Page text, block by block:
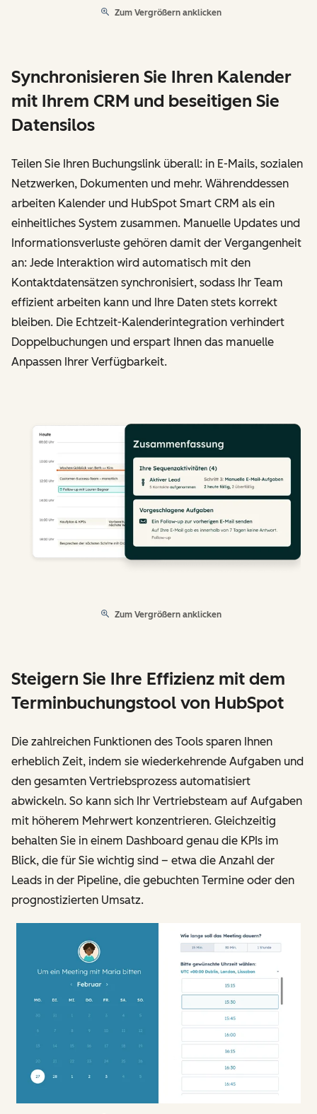
Zum Vergrößern anklicken
Synchronisieren Sie Ihren Kalender
mit Ihrem CRM und beseitigen Sie
Datensilos
Teilen Sie Ihren Buchungslink überall: in E-Mails, sozialen
Netzwerken, Dokumenten und mehr. Währenddessen
arbeiten Kalender und HubSpot Smart CRM als ein
einheitliches System zusammen. Manuelle Updates und
Informationsverluste gehören damit der Vergangenheit
an: Jede Interaktion wird automatisch mit den
Kontaktdatensätzen synchronisiert, sodass Ihr Team
effizient arbeiten kann und Ihre Daten stets korrekt
bleiben. Die Echtzeit-Kalenderintegration verhindert
Doppelbuchungen und erspart Ihnen das manuelle
Anpassen Ihrer Verfügbarkeit.
Zum Vergrößern anklicken
Steigern Sie Ihre Effizienz mit dem
Terminbuchungstool von HubSpot
Die zahlreichen Funktionen des Tools sparen Ihnen
erheblich Zeit, indem sie wiederkehrende Aufgaben und
den gesamten Vertriebsprozess automatisiert
abwickeln. So kann sich Ihr Vertriebsteam auf Aufgaben
mit höherem Mehrwert konzentrieren. Gleichzeitig
behalten Sie in einem Dashboard genau die KPIs im
Blick, die für Sie wichtig sind – etwa die Anzahl der
Leads in der Pipeline, die gebuchten Termine oder den
prognostizierten Umsatz.